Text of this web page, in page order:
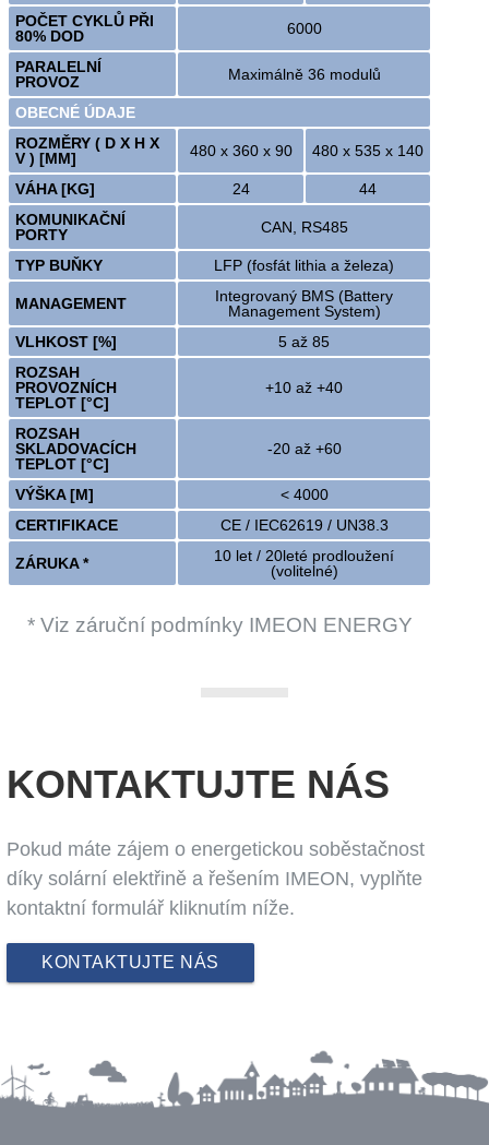
POČET CYKLŮ PŘI
80% DOD
6000
PARALELNÍ
PROVOZ
Maximálně 36 modulů
OBECNÉ ÚDAJE
ROZMĚRY ( D X H X
V ) [MM]
480 x 360 x 90 480 x 535 x 140
VÁHA [KG] 24
44
KOMUNIKAČNÍ
PORTY
CAN, RS485
TYP BUŇKY LFP (fosfát lithia a železa)
MANAGEMENT
Integrovaný BMS (Battery
Management System)
VLHKOST [%]
5 až 85
ROZSAH
PROVOZNÍCH
TEPLOT [°C]
+10 až +40
ROZSAH
SKLADOVACÍCH
TEPLOT [°C]
-20 až +60
VÝŠKA [M]
< 4000
CERTIFIKACE
CE / IEC62619 / UN38.3
ZÁRUKA *
10 let / 20leté prodloužení
(volitelné)
* Viz záruční podmínky IMEON ENERGY
KONTAKTUJTE NÁS
Pokud máte zájem o energetickou soběstačnost
díky solární elektřině a řešením IMEON, vyplňte
kontaktní formulář kliknutím níže.
KONTAKTUJTE NÁS